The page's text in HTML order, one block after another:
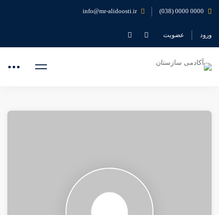
0000 0000 (038)
info@mr-alidoosti.ir
ورود عضویت